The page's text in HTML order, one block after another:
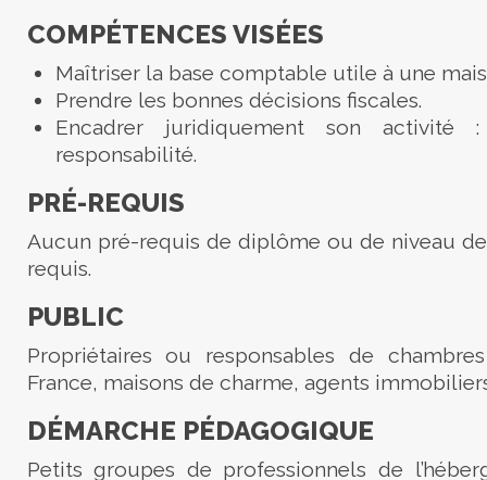
COMPÉTENCES VISÉES
Maîtriser la base comptable utile à une
Prendre les bonnes décisions fiscales.
Encadrer juridiquement son activité :
responsabilité.
PRÉ-REQUIS
Aucun pré-requis de diplôme ou de niveau de
requis.
PUBLIC
Propriétaires ou responsables de
France, maisons de charme, agents
DÉMARCHE PÉDAGOGIQUE
Petits groupes de professionnels de